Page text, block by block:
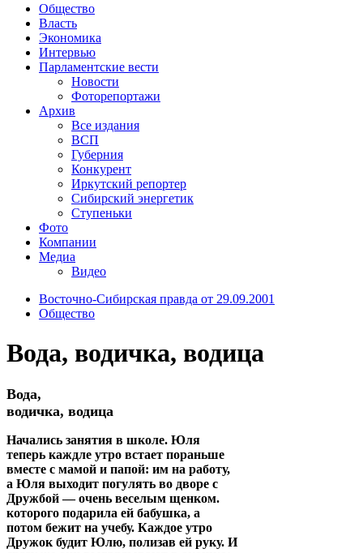
Общество
Власть
Экономика
Интервью
Парламентские вести
Новости
Фоторепортажи
Архив
Все издания
ВСП
Губерния
Конкурент
Иркутский репортер
Сибирский энергетик
Ступеньки
Фото
Компании
Медиа
Видео
Восточно-Сибирская правда от 29.09.2001
Общество
Вода, водичка, водица
Вода,
водичка, водица
Начались занятия в школе. Юля
теперь каждле утро встает пораньше
вместе с мамой и папой: им на работу,
а Юля выходит погулять во дворе с
Дружбой — очень веселым щенком.
которого подарила ей бабушка, а
потом бежит на учебу. Каждое утро
Дружок будит Юлю, полизав ей руку. И